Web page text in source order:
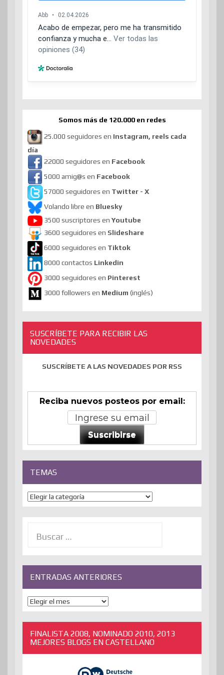
Somos más de 120.000 en redes
25.000 seguidores en Instagram, reels cada
día
22000 seguidores en Facebook
5000 amig@s en Facebook
57000 seguidores en Twitter - X
Volando libre en Bluesky
3500 suscriptores en Youtube
3600 seguidores en Slideshare
6000 seguidores en Tiktok
8000 contactos Linkedin
3000 seguidores en Pinterest
3000 followers en Medium (inglés)
SUSCRÍBETE PARA RECIBIR LAS
NOVEDADES
SUSCRÍBETE A LAS NOVEDADES POR RSS
Reciba nuevos posteos por email:
Suscribirse
TEMAS
Temas
ENTRADAS ANTERIORES
ENTRADAS
ANTERIORES
FINALISTA 2008, NOMINADO 2010, 2013
MEJORES BLOGS EN CASTELLANO